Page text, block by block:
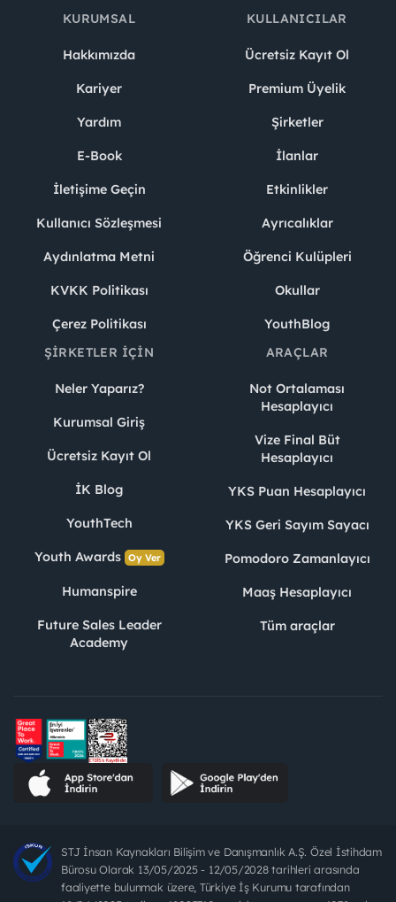
KURUMSAL
Hakkımızda
Kariyer
Yardım
E-Book
İletişime Geçin
Kullanıcı Sözleşmesi
Aydınlatma Metni
KVKK Politikası
Çerez Politikası
KULLANICILAR
Ücretsiz Kayıt Ol
Premium Üyelik
Şirketler
İlanlar
Etkinlikler
Ayrıcalıklar
Öğrenci Kulüpleri
Okullar
YouthBlog
ŞIRKETLER İÇIN
Neler Yaparız?
Kurumsal Giriş
Ücretsiz Kayıt Ol
İK Blog
YouthTech
Youth Awards Oy Ver
Humanspire
Future Sales Leader
Academy
ARAÇLAR
Not Ortalaması
Hesaplayıcı
Vize Final Büt
Hesaplayıcı
YKS Puan Hesaplayıcı
YKS Geri Sayım Sayacı
Pomodoro Zamanlayıcı
Maaş Hesaplayıcı
Tüm araçlar
STJ İnsan Kaynakları Bilişim ve Danışmanlık A.Ş. Özel İstihdam
Bürosu Olarak 13/05/2025 - 12/05/2028 tarihleri arasında
faaliyette bulunmak üzere, Türkiye İş Kurumu tarafından